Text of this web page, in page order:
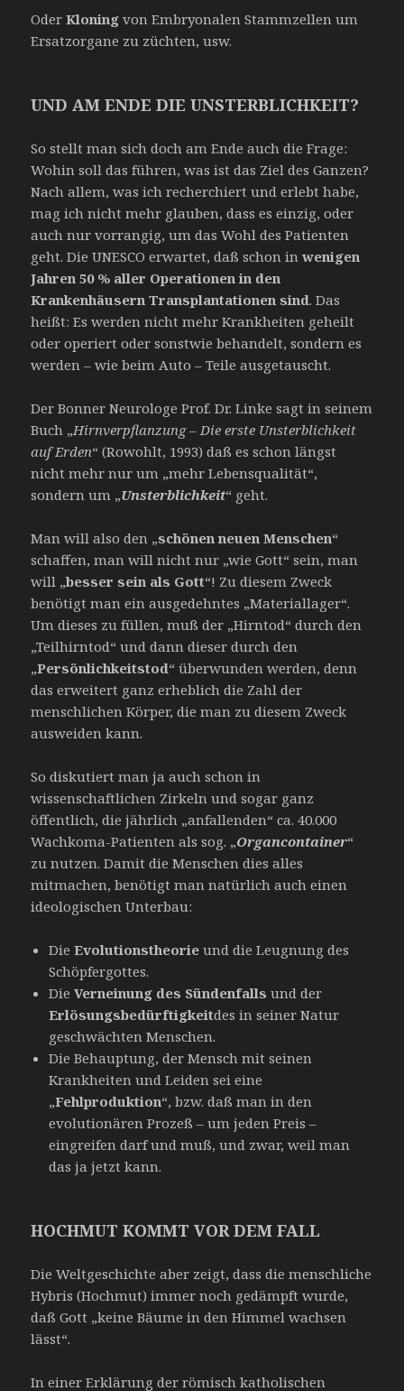
OderKloningvon Embryonalen Stammzellen um
Ersatzorgane zu züchten, usw.
UND AM ENDE DIE UNSTERBLICHKEIT?
So stellt man sich doch am Ende auch die Frage:
Wohin soll das führen, was ist das Ziel des Ganzen?
Nach allem, was ich recherchiert und erlebt habe,
mag ich nicht mehr glauben, dass es einzig, oder
auch nur vorrangig, um das Wohl des Patienten
geht. Die UNESCO erwartet, daß schon inwenigen
Jahren 50 % aller Operationen in den
Krankenhäusern Transplantationen sind. Das
heißt: Es werden nicht mehr Krankheiten geheilt
oder operiert oder sonstwie behandelt, sondern es
werden – wie beim Auto – Teile ausgetauscht.
Der Bonner Neurologe Prof. Dr. Linke sagt in seinem
Buch „Hirnverpflanzung – Die erste Unsterblichkeit
auf Erden“ (Rowohlt, 1993) daß es schon längst
nicht mehr nur um „mehr Lebensqualität“,
sondern um „Unsterblichkeit“ geht.
Man will also den „schönen neuen Menschen“
schaffen, man will nicht nur „wie Gott“ sein, man
will „besser sein als Gott“! Zu diesem Zweck
benötigt man ein ausgedehntes „Materiallager“.
Um dieses zu füllen, muß der „Hirntod“ durch den
„Teilhirntod“ und dann dieser durch den
„Persönlichkeitstod“ überwunden werden, denn
das erweitert ganz erheblich die Zahl der
menschlichen Körper, die man zu diesem Zweck
ausweiden kann.
So diskutiert man ja auch schon in
wissenschaftlichen Zirkeln und sogar ganz
öffentlich, die jährlich „anfallenden“ ca. 40.000
Wachkoma-Patienten als sog. „Organcontainer“
zu nutzen. Damit die Menschen dies alles
mitmachen, benötigt man natürlich auch einen
ideologischen Unterbau:
DieEvolutionstheorieund die Leugnung des
Schöpfergottes.
DieVerneinung des Sündenfalls und der
Erlösungsbedürftigkeitdes in seiner Natur
geschwächten Menschen.
Die Behauptung, der Mensch mit seinen
Krankheiten und Leiden sei eine
„Fehlproduktion“, bzw. daß man in den
evolutionären Prozeß – um jeden Preis –
eingreifen darf und muß, und zwar, weil man
das ja jetzt kann.
HOCHMUT KOMMT VOR DEM FALL
Die Weltgeschichte aber zeigt, dass die menschliche
Hybris (Hochmut) immer noch gedämpft wurde,
daß Gott „keine Bäume in den Himmel wachsen
lässt“.
In einer Erklärung der römisch katholischen